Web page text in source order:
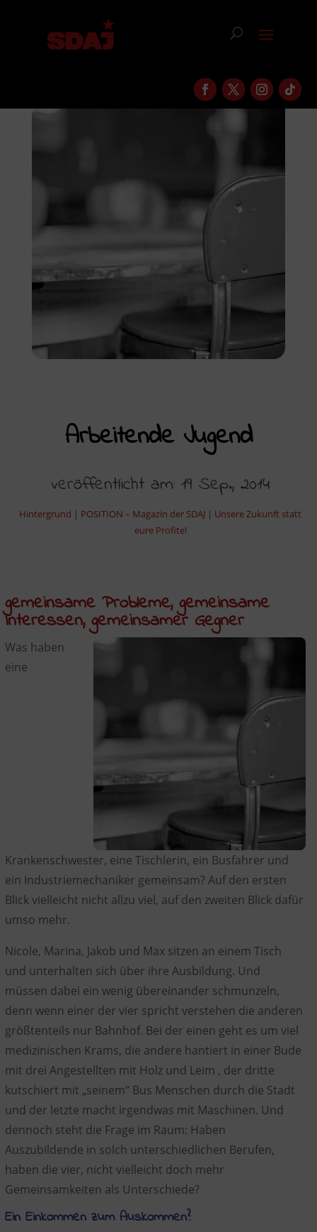
Arbeitende Jugend
veröffentlicht am: 19 Sep., 2014
Hintergrund | POSITION – Magazin der SDAJ | Unsere Zukunft statt
eure Profite!
gemeinsame Probleme, gemeinsame
Interessen, gemeinsamer Gegner
Was haben
eine
Krankenschwester, eine Tischlerin, ein Busfahrer und
ein Industriemechaniker gemeinsam? Auf den ersten
Blick vielleicht nicht allzu viel, auf den zweiten Blick dafür
umso mehr.
Nicole, Marina, Jakob und Max sitzen an einem Tisch
und unterhalten sich über ihre Ausbildung. Und
müssen dabei ein wenig übereinander schmunzeln,
denn wenn einer der vier spricht verstehen die anderen
größtenteils nur Bahnhof. Bei der einen geht es um viel
medizinischen Krams, die andere hantiert in einer Bude
mit drei Angestellten mit Holz und Leim , der dritte
kutschiert mit „seinem“ Bus Menschen durch die Stadt
und der letzte macht irgendwas mit Maschinen. Und
dennoch steht die Frage im Raum: Haben
Auszubildende in solch unterschiedlichen Berufen,
haben die vier, nicht vielleicht doch mehr
Gemeinsamkeiten als Unterschiede?
Ein Einkommen zum Auskommen?